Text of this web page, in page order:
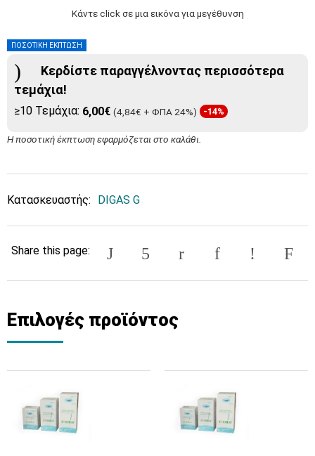
Κάντε click σε μια εικόνα για μεγέθυνση
ΠΟΣΟΤΙΚΗ ΕΚΠΤΩΣΗ
Κερδίστε παραγγέλνοντας περισσότερα
τεμάχια!
≥10 Τεμάχια: 6,00€ (4,84€ + ΦΠΑ 24%) -14%
Η ποσοτική έκπτωση εφαρμόζεται στο καλάθι.
Κατασκευαστής: DIGAS G
Share this page:
Επιλογές προϊόντος